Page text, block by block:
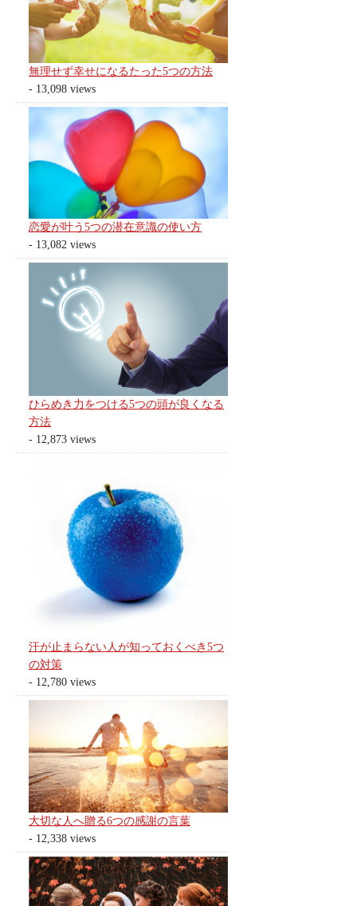
無理せず幸せになるたった5つの方法
- 13,098 views
恋愛が叶う5つの潜在意識の使い方
- 13,082 views
ひらめき力をつける5つの頭が良くなる
方法
- 12,873 views
汗が止まらない人が知っておくべき5つ
の対策
- 12,780 views
大切な人へ贈る6つの感謝の言葉
- 12,338 views